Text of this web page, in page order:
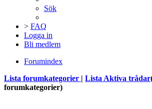
Sök
> FAQ
Logga in
Bli medlem
Forumindex
Lista forumkategorier | Lista Aktiva trådar
forumkategorier)